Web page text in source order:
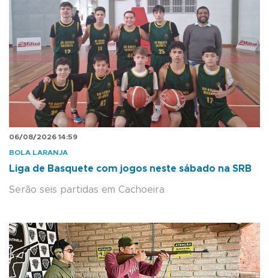
06/08/2026 14:59
BOLA LARANJA
Liga de Basquete com jogos neste sábado na SRB
Serão seis partidas em Cachoeira